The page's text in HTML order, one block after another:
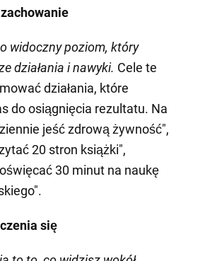
widoczny poziom, który
działania i nawyki. Cele te
działania, które
do osiągnięcia rezultatu. Na
jeść zdrową żywność",
20 stron książki",
30 minut na naukę
się